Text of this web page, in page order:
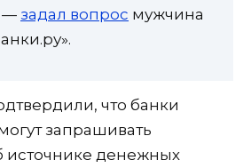
— задал вопрос мужчина
что банки
запрашивать
денежных